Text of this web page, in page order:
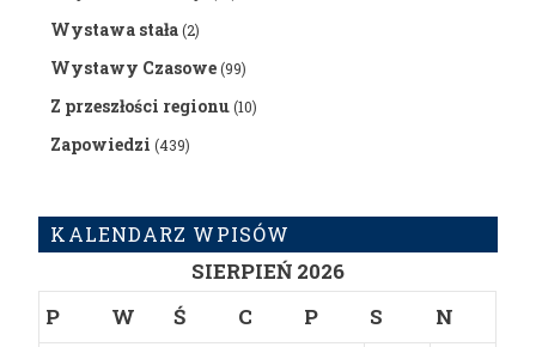
Wystawa stała(2)
Wystawy Czasowe(99)
Z przeszłości regionu(10)
Zapowiedzi (439)
KALENDARZ WPISÓW
SIERPIEŃ 2026
P
W Ś C P S N